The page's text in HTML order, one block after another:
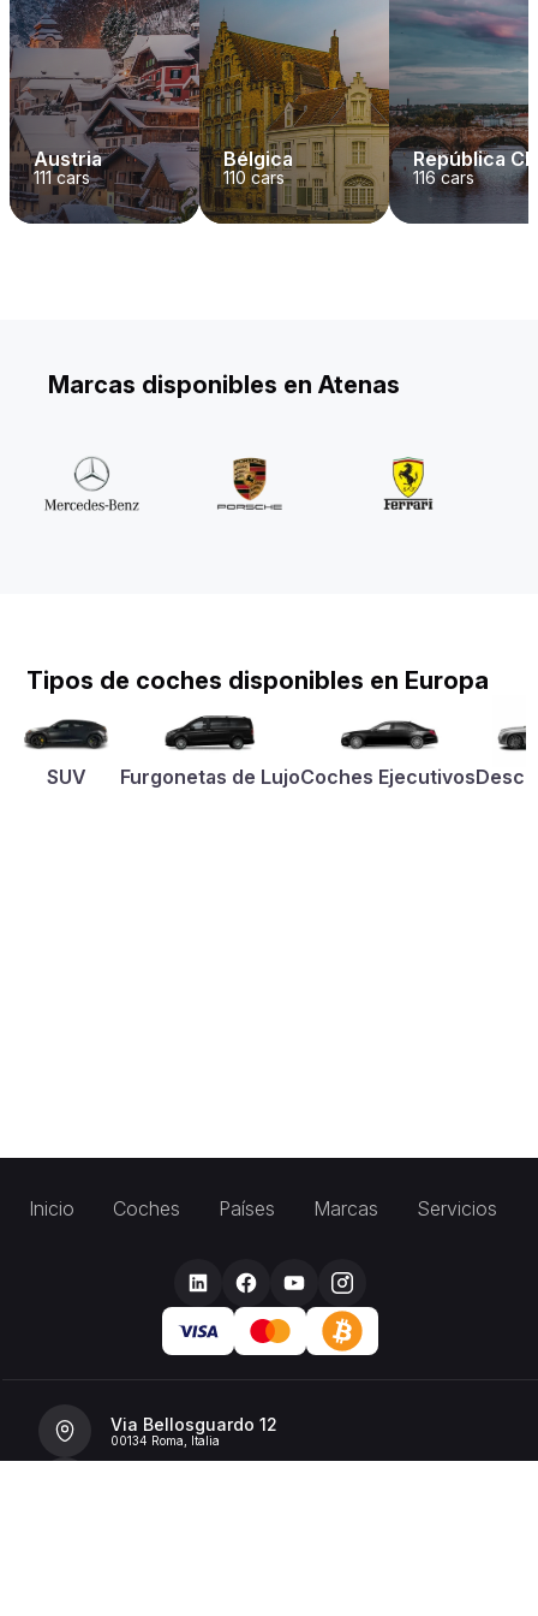
Austria
111cars
Bélgica
110 cars
República
116cars
Marcas disponibles en Atenas
Tipos de coches disponibles en Europa
SUV Furgonetas de LujoCoches Ejecutivos
Inicio Coches Países Marcas Servicios
Via Bellosguardo 12
00134 Roma, Italia